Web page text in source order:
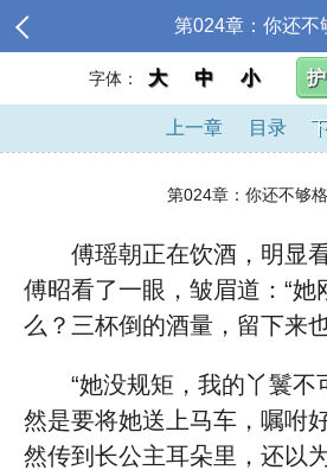
第024章：你还不
字体： 大 中 小
上一章 目录
第024章：你还不够
傅瑶朝正在饮酒，明显
傅昭看了一眼，皱眉道：“她
么？三杯倒的酒量，留下来
“她没规矩，我的丫鬟不
然是要将她送上马车，嘱咐
然传到长公主耳朵里，还以